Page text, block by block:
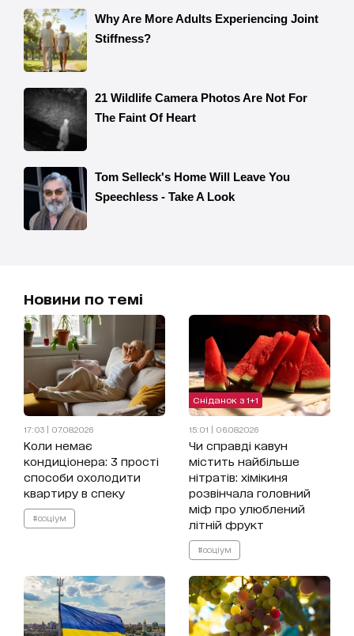
Новини по темі
17:03 | 07.08.2026
Коли немає
кондиціонера: 3 прості
способи охолодити
квартиру в спеку
#соціум
Сніданок з 1+1
15:01 | 06.08.2026
Чи справді кавун
містить найбільше
нітратів: хімікиня
розвінчала головний
міф про улюблений
літній фрукт
#соціум